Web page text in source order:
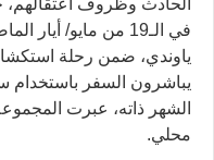
في الـ19 من مايو/
ياوندي، ضمن رحلة
يباشرون السفر
الشهر ذاته، عبرت
محلي.